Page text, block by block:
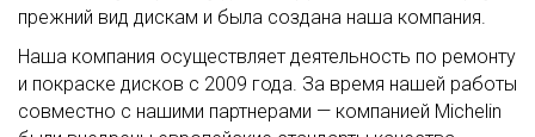
прежний вид дискам и была создана наша компания.
Наша компания осуществляет деятельность по ремонту
и покраске дисков с 2009 года. За время нашей работы
совместно с нашими партнерами — компанией Michelin